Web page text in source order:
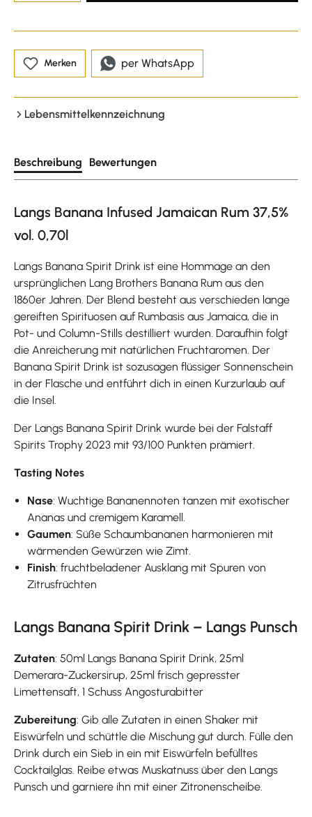
Merken per WhatsApp
Lebensmittelkennzeichnung
Beschreibung Bewertungen
Langs Banana Infused Jamaican Rum 37,5%
vol. 0,70l
Langs Banana Spirit Drink ist eine Hommage an den
ursprünglichen Lang Brothers Banana Rum aus den
1860er Jahren. Der Blend besteht aus verschieden lange
gereiften Spirituosen auf Rumbasis aus Jamaica, die in
Pot- und Column-Stills destilliert wurden. Daraufhin folgt
die Anreicherung mit natürlichen Fruchtaromen. Der
Banana Spirit Drink ist sozusagen flüssiger Sonnenschein
in der Flasche und entführt dich in einen Kurzurlaub auf
die Insel.
Der Langs Banana Spirit Drink wurde bei der Falstaff
Spirits Trophy 2023 mit 93/100 Punkten prämiert.
Tasting Notes
Nase: Wuchtige Bananennoten tanzen mit exotischer
Ananas und cremigem Karamell.
Gaumen: Süße Schaumbananen harmonieren mit
wärmenden Gewürzen wie Zimt.
Finish: fruchtbeladener Ausklang mit Spuren von
Zitrusfrüchten
Langs Banana Spirit Drink – Langs Punsch
Zutaten: 50ml Langs Banana Spirit Drink, 25ml
Demerara-Zuckersirup, 25ml frisch gepresster
Limettensaft, 1 Schuss Angosturabitter
Zubereitung: Gib alle Zutaten in einen Shaker mit
Eiswürfeln und schüttle die Mischung gut durch. Fülle den
Drink durch ein Sieb in ein mit Eiswürfeln befülltes
Cocktailglas. Reibe etwas Muskatnuss über den Langs
Punsch und garniere ihn mit einer Zitronenscheibe.